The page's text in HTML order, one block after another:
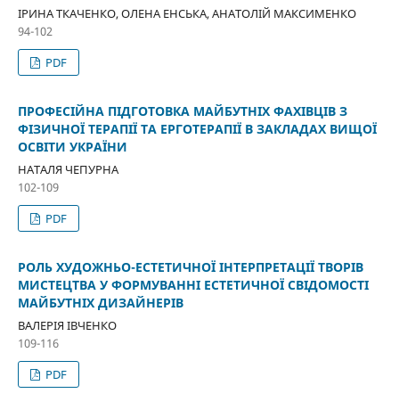
ІРИНА ТКАЧЕНКО, ОЛЕНА ЕНСЬКА, АНАТОЛІЙ МАКСИМЕНКО
94-102
PDF
ПРОФЕСІЙНА ПІДГОТОВКА МАЙБУТНІХ ФАХІВЦІВ З
ФІЗИЧНОЇ ТЕРАПІЇ ТА ЕРГОТЕРАПІЇ В ЗАКЛАДАХ ВИЩОЇ
ОСВІТИ УКРАЇНИ
НАТАЛЯ ЧЕПУРНА
102-109
PDF
РОЛЬ ХУДОЖНЬО-ЕСТЕТИЧНОЇ ІНТЕРПРЕТАЦІЇ ТВОРІВ
МИСТЕЦТВА У ФОРМУВАННІ ЕСТЕТИЧНОЇ СВІДОМОСТІ
МАЙБУТНІХ ДИЗАЙНЕРІВ
ВАЛЕРІЯ ІВЧЕНКО
109-116
PDF